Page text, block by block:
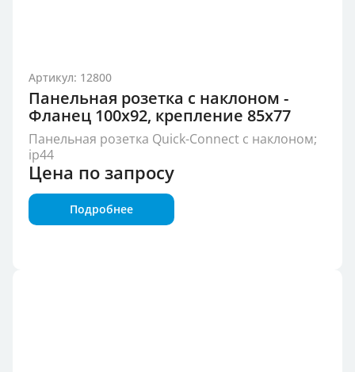
Артикул: 12800
Панельная розетка с наклоном -
Фланец 100x92, крепление 85x77
Панельная розетка Quick-Connect с наклоном;
ip44
Цена по запросу
Подробнее